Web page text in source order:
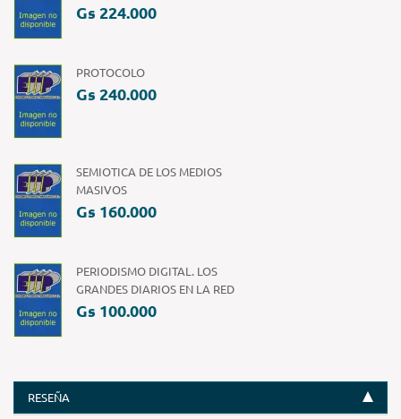
Gs 224.000
PROTOCOLO
Gs 240.000
SEMIOTICA DE LOS MEDIOS
MASIVOS
Gs 160.000
PERIODISMO DIGITAL. LOS
GRANDES DIARIOS EN LA RED
Gs 100.000
RESEÑA